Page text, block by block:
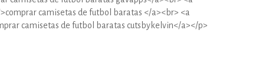
camisetas de futbol baratas </a><br> <a
camisetas de futbol baratas cutsbykelvin</a></p>